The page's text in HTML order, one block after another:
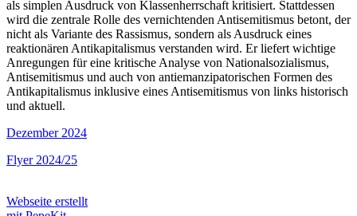
als simplen Ausdruck von Klassen­herrschaft kritisiert. Statt­dessen
wird die zentrale Rolle des vernichtenden Anti­semitismus betont, der
nicht als Variante des Rassismus, sondern als Ausdruck eines
reaktionären Anti­kapitalismus verstanden wird. Er liefert wichtige
Anregungen für eine kritische Analyse von National­sozialismus,
Anti­semitismus und auch von anti­emanzipatorischen Formen des
Anti­kapitalismus inklusive eines Anti­semitismus von links historisch
und aktuell.
Dezember 2024
Flyer 2024/25
Webseite erstellt